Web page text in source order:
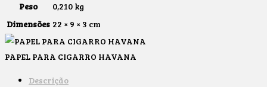
Peso
0,210 kg
Dimensões 22 × 9 × 3 cm
PAPEL PARA CIGARRO HAVANA
Descrição